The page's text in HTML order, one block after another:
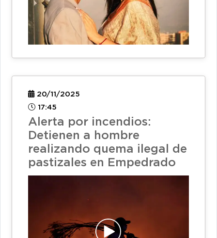
20/11/2025
17:45
Alerta por incendios:
Detienen a hombre
realizando quema ilegal de
pastizales en Empedrado